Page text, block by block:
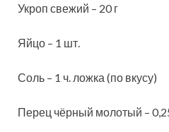
Укроп свежий – 20 г
Яйцо – 1 шт.
Соль – 1 ч. ложка (по вкусу)
Перец чёрный молотый –